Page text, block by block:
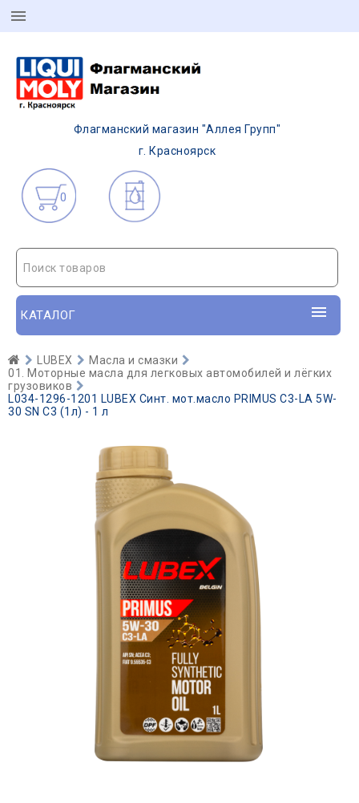
Флагманский магазин "Аллея Групп"
г. Красноярск
0
Поиск товаров
КАТАЛОГ
LUBEX
Масла и смазки
01. Моторные масла для легковых автомобилей и лёгких
грузовиков
L034-1296-1201 LUBEX Синт. мот.масло PRIMUS C3-LA 5W-
30 SN C3 (1л) - 1 л